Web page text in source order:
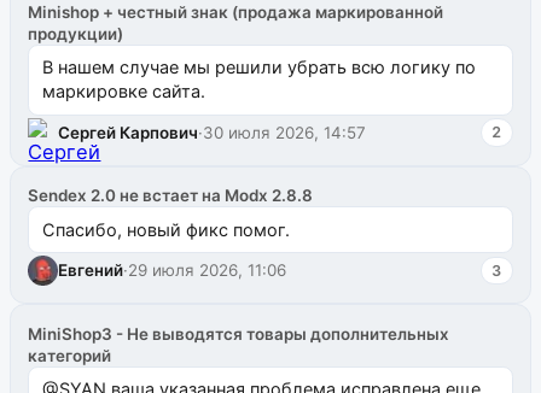
Minishop + честный знак (продажа маркированной
продукции)
В нашем случае мы решили убрать всю логику по
маркировке сайта.
Сергей Карпович·30 июля 2026, 14:57 2
Sendex 2.0 не встает на Modx 2.8.8
Спасибо, новый фикс помог.
Евгений·29 июля 2026, 11:06 3
MiniShop3 - Не выводятся товары дополнительных
категорий
@SYAN ваша указанная проблема исправлена еще